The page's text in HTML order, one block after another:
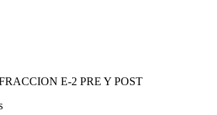
E-2 PRE Y POST